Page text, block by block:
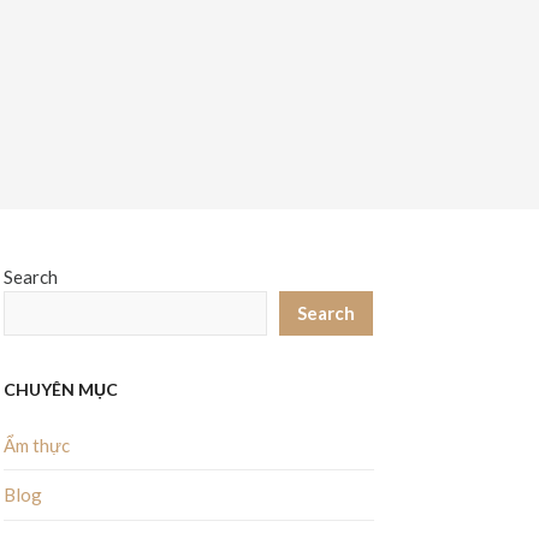
Search
Search
CHUYÊN MỤC
Ẩm thực
Blog